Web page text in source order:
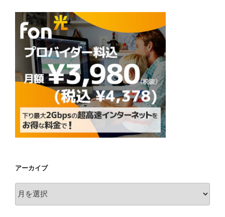
アーカイブ
ー